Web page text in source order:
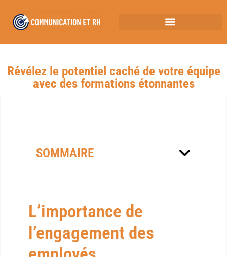
Révélez le potentiel caché de votre équipe
avec des formations étonnantes
SOMMAIRE
L’importance de
l’engagement des